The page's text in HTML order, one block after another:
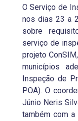
O Serviço de
nos dias 23 a
sobre
serviço de
projeto
municípios
Inspeção de
POA). O
Júnio Neris
também com